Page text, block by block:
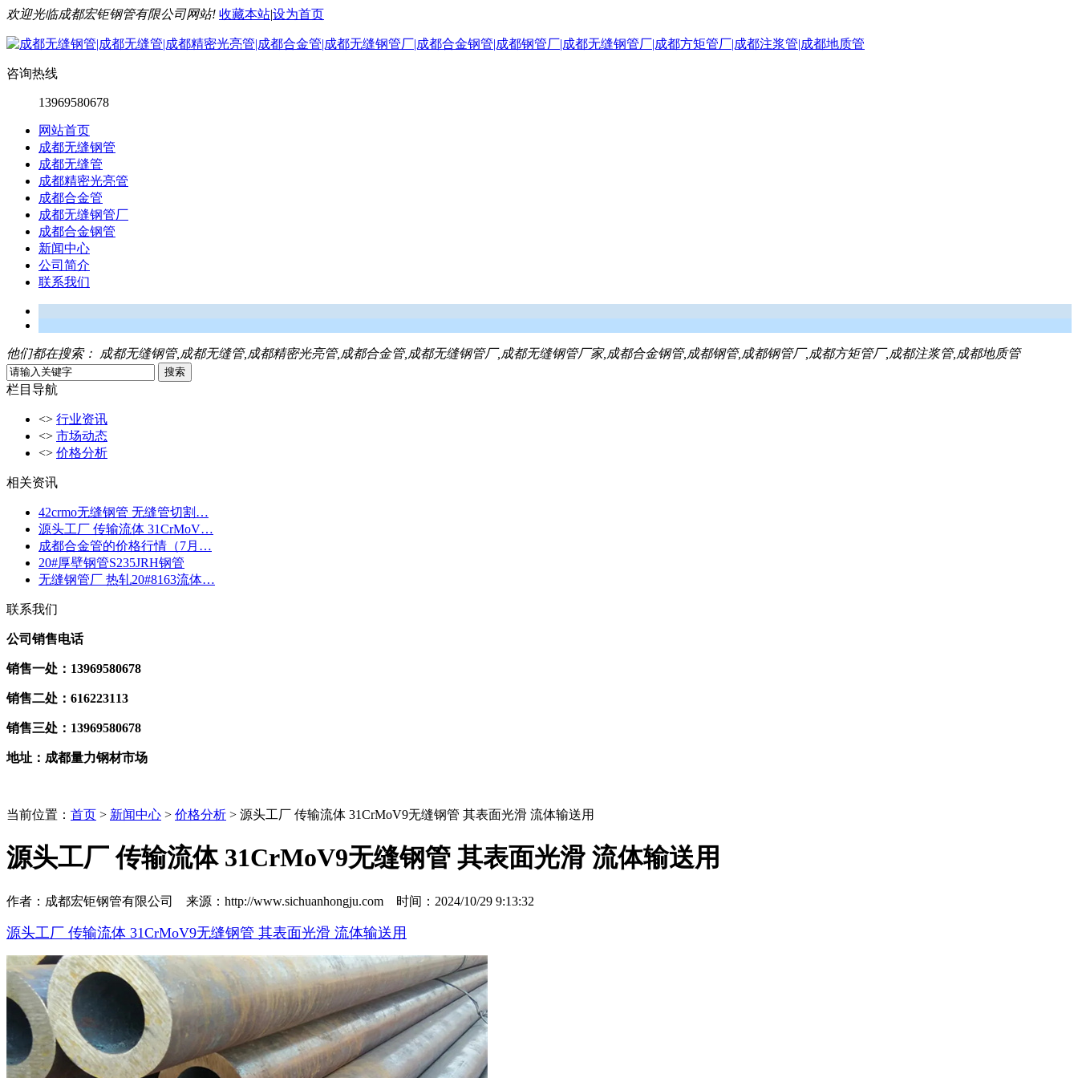
欢迎光临成都宏钜钢管有限公司网站! 收藏本站|设为首页
咨询热线
13969580678
网站首页
成都无缝钢管
成都无缝管
成都精密光亮管
成都合金管
成都无缝钢管厂
成都合金钢管
新闻中心
公司简介
联系我们
他们都在搜索： 成都无缝钢管,成都无缝管,成都精密光亮管,成都合金管,成都无缝钢管厂,成都无缝钢管厂家,成都合金钢管,成都钢管,成都钢管厂,成都方矩管厂,成都注浆管,成都地质管
栏目导航
<> 行业资讯
<> 市场动态
<> 价格分析
相关资讯
42crmo无缝钢管 无缝管切割…
源头工厂 传输流体 31CrMoV…
成都合金管的价格行情（7月…
20#厚壁钢管S235JRH钢管
无缝钢管厂 热轧20#8163流体…
联系我们
公司销售电话
销售一处：13969580678
销售二处：616223113
销售三处：13969580678
地址：成都量力钢材市场
当前位置： 首页 > 新闻中心 > 价格分析 > 源头工厂 传输流体 31CrMoV9无缝钢管 其表面光滑 流体输送用
源头工厂 传输流体 31CrMoV9无缝钢管 其表面光滑 流体输送用
作者：成都宏钜钢管有限公司 来源：http://www.sichuanhongju.com 时间：2024/10/29 9:13:32
源头工厂 传输流体 31CrMoV9无缝钢管 其表面光滑 流体输送用